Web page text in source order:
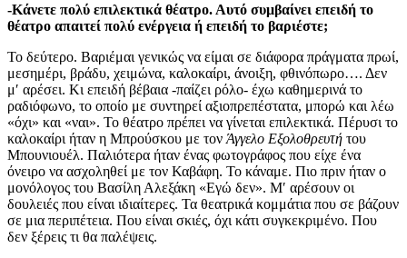
-Κάνετε πολύ επιλεκτικά θέατρο. Αυτό συμβαίνει επειδή το
θέατρο απαιτεί πολύ ενέργεια ή επειδή το βαριέστε;
Το δεύτερο. Βαριέμαι γενικώς να είμαι σε διάφορα πράγματα πρωί,
μεσημέρι, βράδυ, χειμώνα, καλοκαίρι, άνοιξη, φθινόπωρο…. Δεν
μ′ αρέσει. Κι επειδή βέβαια -παίζει ρόλο- έχω καθημερινά το
ραδιόφωνο, το οποίο με συντηρεί αξιοπρεπέστατα, μπορώ και λέω
«όχι» και «ναι». Το θέατρο πρέπει να γίνεται επιλεκτικά. Πέρυσι το
καλοκαίρι ήταν η Μπρούσκου με τον Άγγελο Εξολοθρευτή του
Μπουνιουέλ. Παλιότερα ήταν ένας φωτογράφος που είχε ένα
όνειρο να ασχοληθεί με τον Καβάφη. Το κάναμε. Πιο πριν ήταν ο
μονόλογος του Βασίλη Αλεξάκη «Εγώ δεν». Μ′ αρέσουν οι
δουλειές που είναι ιδιαίτερες. Τα θεατρικά κομμάτια που σε βάζουν
σε μια περιπέτεια. Που είναι σκιές, όχι κάτι συγκεκριμένο. Που
δεν ξέρεις τι θα παλέψεις.